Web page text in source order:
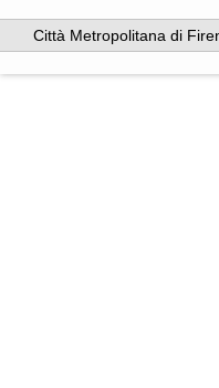
Città Metropolitana di